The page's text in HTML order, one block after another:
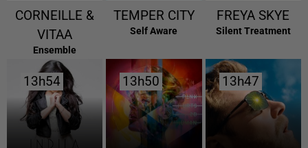
CORNEILLE &
VITAA
Ensemble
TEMPER CITY
Self Aware
FREYA SKYE
Silent Treatment
13h54
13h54 13h50
13h50 13h47
13h47